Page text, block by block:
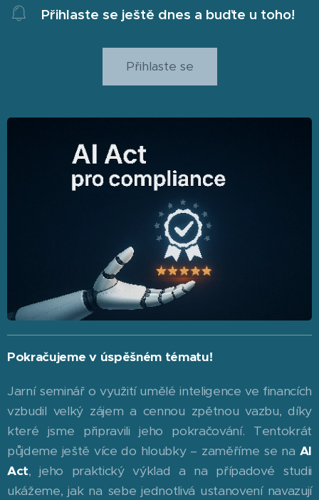
Přihlaste se ještě dnes a buďte u toho!
Přihlaste se
Pokračujeme v úspěšném tématu!
Jarní seminář o využití umělé inteligence ve financích
vzbudil velký zájem a cennou zpětnou vazbu, díky
které jsme připravili jeho pokračování. Tentokrát
půjdeme ještě více do hloubky – zaměříme se na AI
Act, jeho praktický výklad a na případové studii
ukážeme, jak na sebe jednotlivá ustanovení navazují